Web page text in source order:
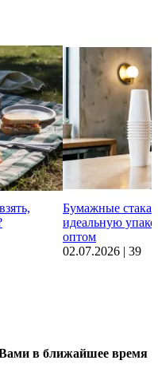
Бумажные
идеальную
оптом
02.07.2026 | 39
в ближайшее время